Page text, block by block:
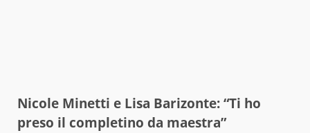
Nicole Minetti e Lisa Barizonte: “Ti ho
preso il completino da maestra”